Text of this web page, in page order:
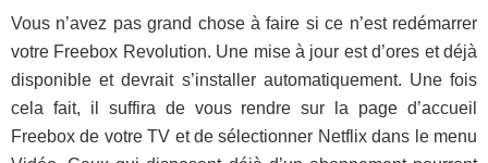
Vous n’avez pas grand chose à faire si ce n’est redémarrer
votre Freebox Revolution. Une mise à jour est d’ores et déjà
disponible et devrait s’installer automatiquement. Une fois
cela fait, il suffira de vous rendre sur la page d’accueil
Freebox de votre TV et de sélectionner Netflix dans le menu